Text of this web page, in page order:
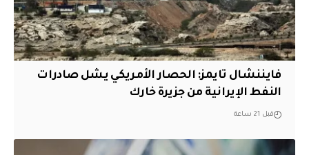
فايننشال تايمز: الحصار الأمريكي يشل صادرات
النفط الإيرانية من جزيرة خارك
قبل 21 ساعة